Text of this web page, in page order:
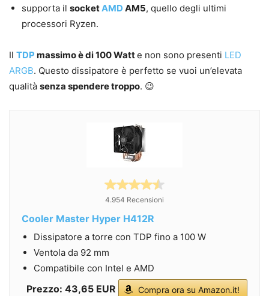
supporta il socketAMD AM5, quello degli ultimi
processori Ryzen.
Il TDP massimo è di 100 Watte non sono presenti LED
ARGB. Questo dissipatore è perfetto se vuoi un’elevata
qualità senza spendere troppo. 😉
4.954 Recensioni
Cooler Master Hyper H412R
Dissipatore a torre con TDP fino a 100 W
Ventola da 92 mm
Compatibile con Intel e AMD
Prezzo: 43,65 EUR Compra ora su Amazon.it!